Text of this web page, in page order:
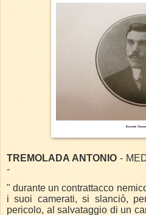
TREMOLADA ANTONIO-
-
" durante un contrattacco
i suoi camerati, si slanciò,
pericolo, al salvataggio di un